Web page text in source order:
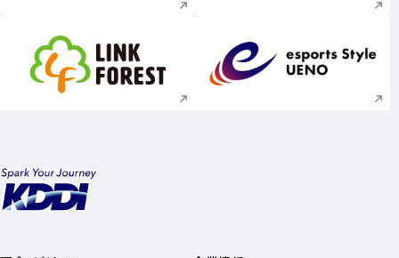
新規ウィンドウで開く 新規ウィンドウで